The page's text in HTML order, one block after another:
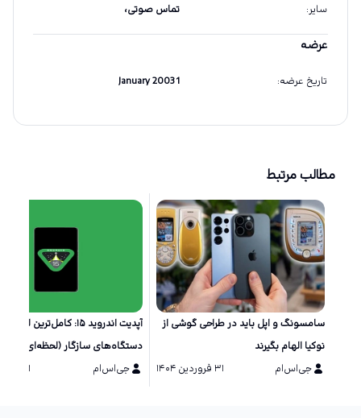
سایر: تماس صوتی،
عرضه
تاریخ عرضه:
1 January 2003
مطالب مرتبط
سامسونگ و اپل باید در طراحی گوشی از
نوکیا الهام بگیرند
جی‌اس‌ام
۳۱ فروردین ۱۴۰۴
آپدیت اندروید ۱۵: کامل‌ترین لیست
دستگاه‌های سازگار (لحظه‌ای)
جی‌اس‌ام
۲۱ خرداد ۱۴۰۳